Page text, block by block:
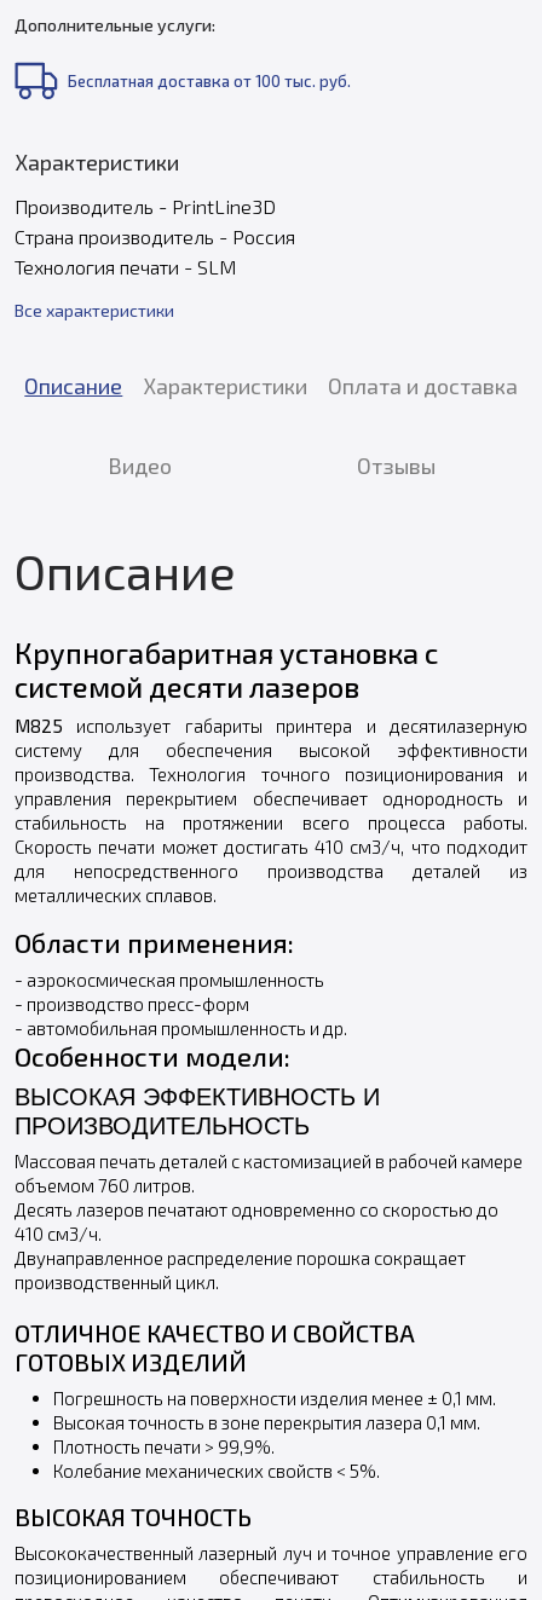
Дополнительные услуги:
Бесплатная доставка от 100 тыс. руб.
Характеристики
Производитель - PrintLine3D
Страна производитель - Россия
Технология печати - SLM
Все характеристики
Описание Характеристики Оплата и доставка
Видео Отзывы
Описание
Крупногабаритная установка с
системой десяти лазеров
M825 использует габариты принтера и десятилазерную
систему для обеспечения высокой эффективности
производства. Технология точного позиционирования и
управления перекрытием обеспечивает однородность и
стабильность на протяжении всего процесса работы.
Скорость печати может достигать 410 см3/ч, что подходит
для непосредственного производства деталей из
металлических сплавов.
Области применения:
- аэрокосмическая промышленность
- производство пресс-форм
- автомобильная промышленность и др.
Особенности модели:
ВЫСОКАЯ ЭФФЕКТИВНОСТЬ И
ПРОИЗВОДИТЕЛЬНОСТЬ
Массовая печать деталей с кастомизацией в рабочей камере
объемом 760 литров.
Десять лазеров печатают одновременно со скоростью до
410 см3/ч.
Двунаправленное распределение порошка сокращает
производственный цикл.
ОТЛИЧНОЕ КАЧЕСТВО И СВОЙСТВА
ГОТОВЫХ ИЗДЕЛИЙ
Погрешность на поверхности изделия менее ± 0,1 мм.
Высокая точность в зоне перекрытия лазера 0,1 мм.
Плотность печати > 99,9%.
Колебание механических свойств < 5%.
ВЫСОКАЯ ТОЧНОСТЬ
Высококачественный лазерный луч и точное управление его
позиционированием обеспечивают стабильность и